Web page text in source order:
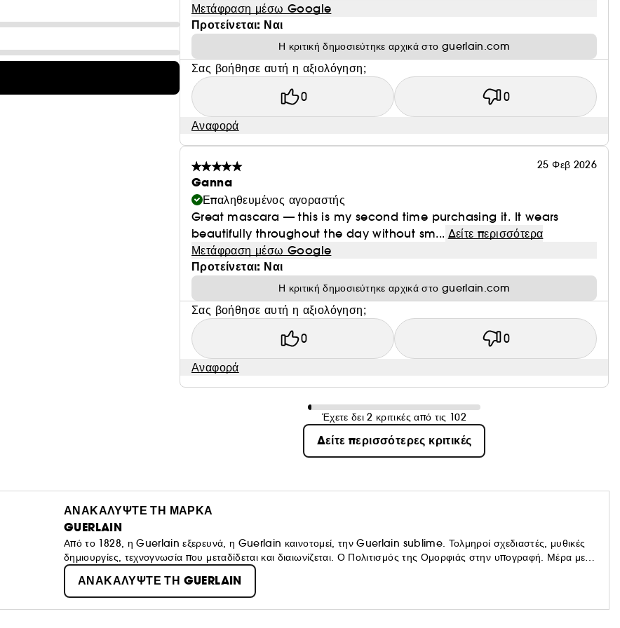
Μετάφραση μέσω Google
Προτείνεται: Ναι
Η κριτική δημοσιεύτηκε αρχικά στο guerlain.com
Σας βοήθησε αυτή η αξιολόγηση;
0 0
Αναφορά
25 Φεβ 2026
Ganna
Επαληθευμένος αγοραστής
Great mascara — this is my second time purchasing it. It wears
beautifully throughout the day without sm... Δείτε περισσότερα
Μετάφραση μέσω Google
Προτείνεται: Ναι
Η κριτική δημοσιεύτηκε αρχικά στο guerlain.com
Σας βοήθησε αυτή η αξιολόγηση;
0 0
Αναφορά
Έχετε δει 2 κριτικές από τις 102
Δείτε περισσότερες κριτικές
ΑΝΑΚΑΛΥΨΤΕ ΤΗ ΜΑΡΚΑ
GUERLAIN
Από το 1828, η Guerlain εξερευνά, η Guerlain καινοτομεί, την Guerlain sublime. Τολμηροί σχεδιαστές, μυθικές
δημιουργίες, τεχνογνωσία που μεταδίδεται και διαιωνίζεται. Ο Πολιτισμός της Ομορφιάς στην υπογραφή. Μέρα με
τη μέρα, ο Guerlain εργάζεται για να εξάγει τις γυναίκες, όλες τις γυναίκες. Η υπόσχεση μιας χαρούμενης και
λαμπερής Ομορφιάς.
ΑΝΑΚΑΛΥΨΤΕ ΤΗ GUERLAIN